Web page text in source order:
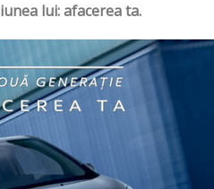
lui: afacerea ta.